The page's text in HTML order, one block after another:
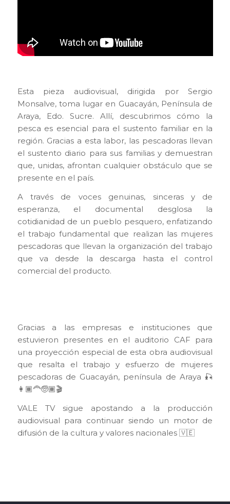
Esta pieza audiovisual, dirigida por Sergio
Monsalve, toma lugar en Guacayán, Península de
Araya, Edo. Sucre. Allí, descubrimos cómo la
pesca es esencial para el sustento familiar en la
región. Gracias a esta labor, las pescadoras llevan
el sustento diario para sus familias y demuestran
que, unidas, afrontan cualquier obstáculo que se
presente en el país.
A través de voces genuinas, sinceras y de
esperanza, el documental desglosa la
cotidianidad de un pueblo pesquero, enfatizando
el trabajo fundamental que realizan las mujeres
pescadoras que llevan la organización del trabajo
que va desde la descarga hasta el control
comercial del producto.
Gracias a las empresas e instituciones que
estuvieron presentes en el auditorio CAF para
una proyección especial de esta obra audiovisual
que resalta el trabajo y esfuerzo de mujeres
pescadoras de Guacayán, península de Araya 🎣
👩🏾‍🦰🧓🏾🎬
VALE TV sigue apostando a la producción
audiovisual para continuar siendo un motor de
difusión de la cultura y valores nacionales 🇻🇪